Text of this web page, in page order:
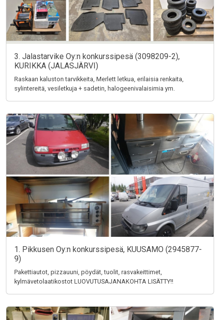
3. Jalastarvike Oy:n konkurssipesä (3098209-2),
KURIKKA (JALASJÄRVI)
Raskaan kaluston tarvikkeita, Merlett letkua, erilaisia renkaita,
sylintereitä, vesiletkuja + sadetin, halogeenivalaisimia ym.
1. Pikkusen Oy:n konkurssipesä, KUUSAMO (2945877-
9)
Pakettiautot, pizzauuni, pöydät, tuolit, rasvakeittimet,
kylmävetolaatikostot LUOVUTUSAJANAKOHTA LISÄTTY!!